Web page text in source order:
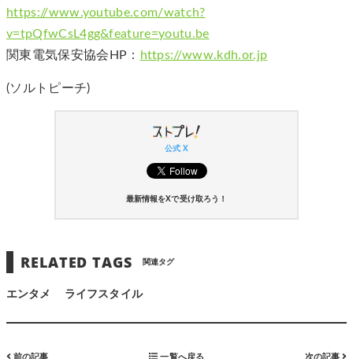
https://www.youtube.com/watch?
v=tpQfwCsL4gg&feature=youtu.be
関東電気保安協会HP：
https://www.kdh.or.jp
(ソルトピーチ)
公式 X
最新情報をXで受け取ろう！
RELATED TAGS 関連タグ
エンタメ ライフスタイル
前の記事 一覧へ戻る 次の記事